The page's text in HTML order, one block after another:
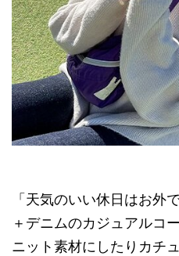
「天気のいい休日はお外
＋デニムのカジュアルコ
ニット素材にしたりカチ